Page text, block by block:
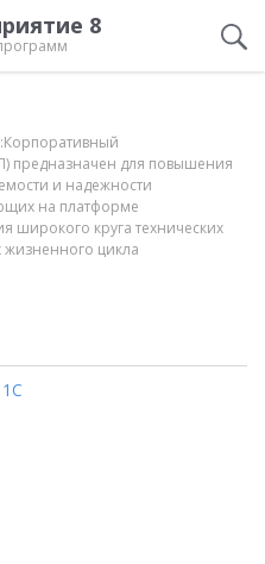
8
предназначен для повышения
и надежности
на платформе
широкого круга технических
жизненного цикла